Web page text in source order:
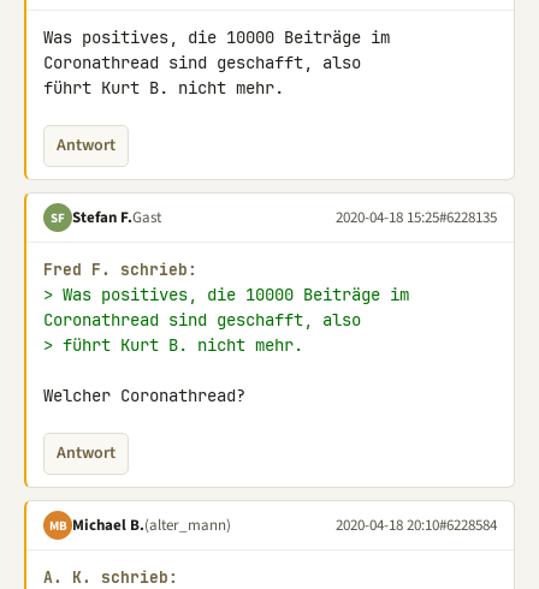
Was positives, die 10000 Beiträge im
Coronathread sind geschafft, also
führt Kurt B. nicht mehr.
Antwort
SF Stefan F.Gast 2020-04-18 15:25#6228135
Fred F. schrieb:
> Was positives, die 10000 Beiträge im
Coronathread sind geschafft, also
> führt Kurt B. nicht mehr.
Welcher Coronathread?
Antwort
MB Michael B.(alter_mann) 2020-04-18 20:10#6228584
A. K. schrieb: